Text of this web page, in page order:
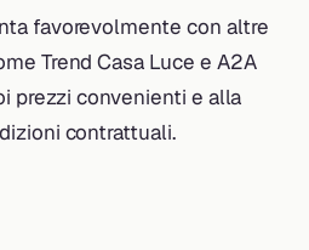
favorevolmente con altre
Trend Casa Luce e A2A
prezzi convenienti e alla
contrattuali.